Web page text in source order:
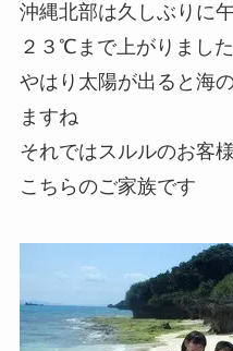
沖縄北部は久しぶりに
２３℃まで上がりまし
やはり太陽が出ると海
ますね
それではスルルのお客
こちらのご家族です